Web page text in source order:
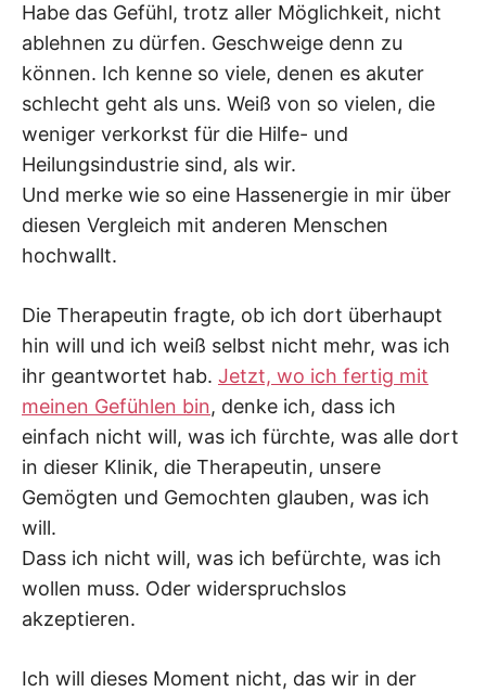
Habe das Gefühl, trotz aller Möglichkeit, nicht
ablehnen zu dürfen. Geschweige denn zu
können. Ich kenne so viele, denen es akuter
schlecht geht als uns. Weiß von so vielen, die
weniger verkorkst für die Hilfe- und
Heilungsindustrie sind, als wir.
Und merke wie so eine Hassenergie in mir über
diesen Vergleich mit anderen Menschen
hochwallt.
Die Therapeutin fragte, ob ich dort überhaupt
hin will und ich weiß selbst nicht mehr, was ich
ihr geantwortet hab. Jetzt, wo ich fertig mit
meinen Gefühlen bin, denke ich, dass ich
einfach nicht will, was ich fürchte, was alle dort
in dieser Klinik, die Therapeutin, unsere
Gemögten und Gemochten glauben, was ich
will.
Dass ich nicht will, was ich befürchte, was ich
wollen muss. Oder widerspruchslos
akzeptieren.
Ich will dieses Moment nicht, das wir in der